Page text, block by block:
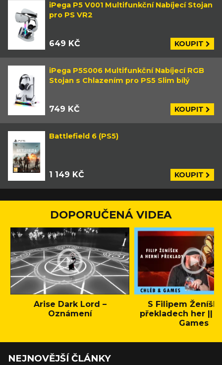
iPega P5 V001 Multifunkční Nabíjecí Stojan
pro PS VR2
649 KČ KOUPIT
iPega P5S006 Multifunkční Nabíjecí RGB
Stojan s Chlazením pro PS5 Slim bílý
749 KČ KOUPIT
Battlefield 6 (PS5)
1 149 KČ KOUPIT
DOPORUČENÁ VIDEA
Arise Dark Lord –
Oznámení
S Filipem
překladech her ||
Games
NEJNOVĚJŠÍ ČLÁNKY